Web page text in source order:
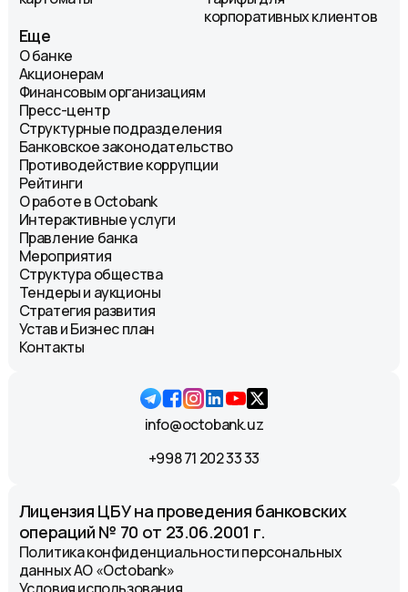
корпоративных клиентов
Еще
О банке
Акционерам
Финансовым организациям
Пресс-центр
Структурные подразделения
Банковское законодательство
Противодействие коррупции
Рейтинги
О работе в Octobank
Интерактивные услуги
Правление банка
Мероприятия
Структура общества
Тендеры и аукционы
Стратегия развития
Устав и Бизнес план
Контакты
info@octobank.uz
+998 71 202 33 33
Лицензия ЦБУ на проведения банковских
операций № 70 от 23.06.2001 г.
Политика конфиденциальности персональных
данных АО «Octobank»